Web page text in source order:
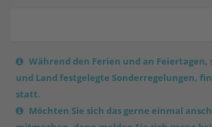
Während den Ferien und an Feiertagen,
und Land festgelegte Sonderregelungen,
statt.
Möchten Sie sich das gerne einmal